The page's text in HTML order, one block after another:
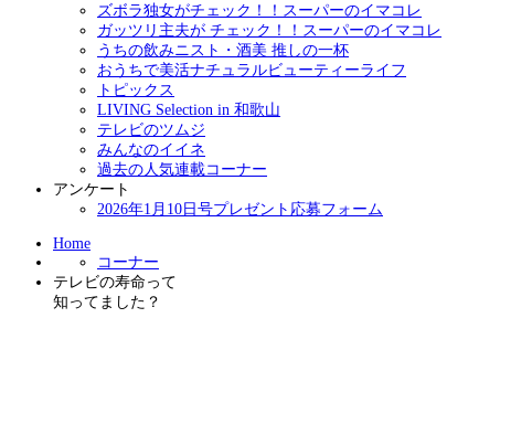
ズボラ独女がチェック！！スーパーのイマコレ
ガッツリ主夫が チェック！！スーパーのイマコレ
うちの飲みニスト・酒美 推しの一杯
おうちで美活ナチュラルビューティーライフ
トピックス
LIVING Selection in 和歌山
テレビのツムジ
みんなのイイネ
過去の人気連載コーナー
アンケート
2026年1月10日号プレゼント応募フォーム
Home
コーナー
テレビの寿命って
知ってました？